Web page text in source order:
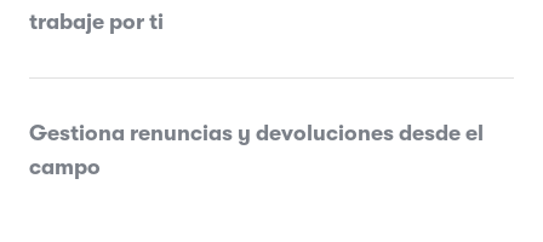
trabaje por ti
Gestiona renuncias y devoluciones desde el
campo